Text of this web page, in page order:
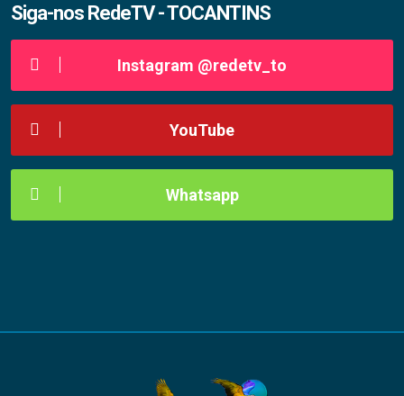
Siga-nos RedeTV - TOCANTINS
Instagram @redetv_to
YouTube
Whatsapp